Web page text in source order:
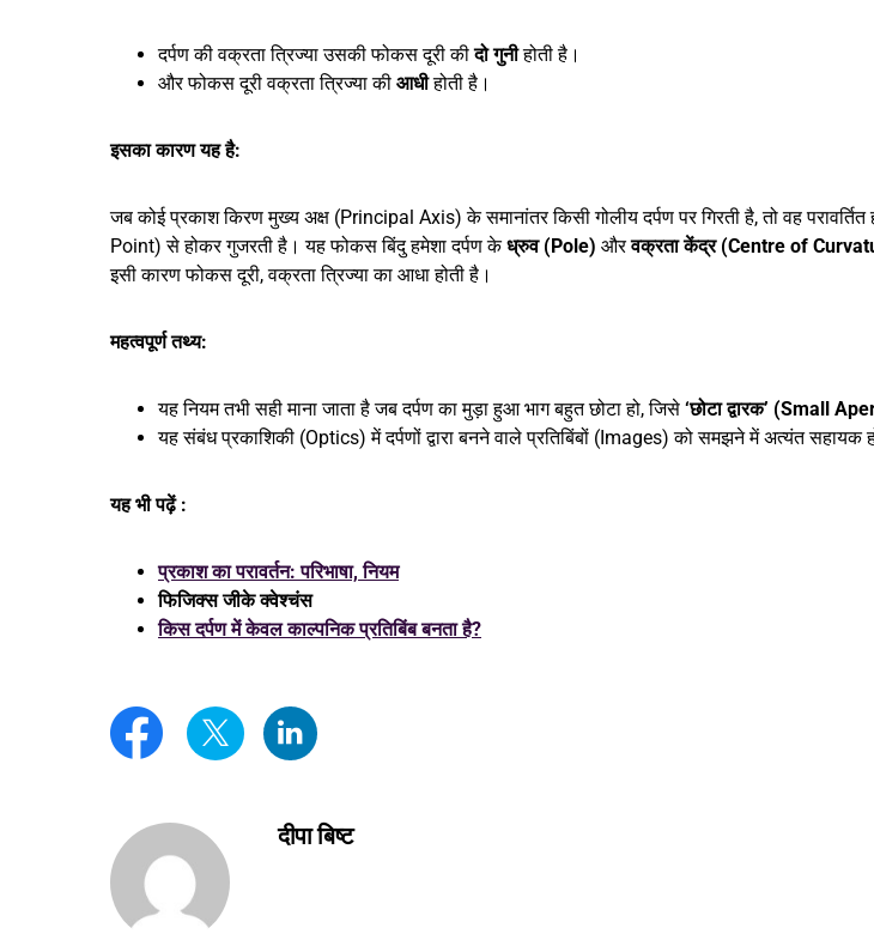
दर्पण की वक्रता त्रिज्या उसकी फोकस दूरी कीदो गुनीहोती है।
और फोकस दूरी वक्रता त्रिज्या की आधीहोती है।
इसका कारण यह है:
जब कोई प्रकाश किरण मुख्य अक्ष (Principal Axis) के समानांतर किसी गोलीय दर्पण पर गिरती है, तो वह
Point) से होकर गुजरती है। यह फोकस बिंदु हमेशा दर्पण केध्रुव (Pole) औरवक्रता केंद्र (Centre of
इसी कारण फोकस दूरी, वक्रता त्रिज्या का आधा होती है।
महत्वपूर्ण तथ्य:
यह नियम तभी सही माना जाता है जब दर्पण का मुड़ा हुआ भाग बहुत छोटा हो, जिसे ‘छोटा द्वारक’ (Small
यह संबंध प्रकाशिकी (Optics) में दर्पणों द्वारा बनने वाले प्रतिबिंबों (Images) को समझने में अत्यंत सहायक
यह भी पढ़ें :
प्रकाश का परावर्तन: परिभाषा, नियम
फिजिक्स जीके क्वेश्चंस
किस दर्पण में केवल काल्पनिक प्रतिबिंब बनता है?
दीपा बिष्ट